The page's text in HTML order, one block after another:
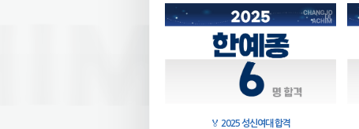
🏅 2025 성신여대 합격